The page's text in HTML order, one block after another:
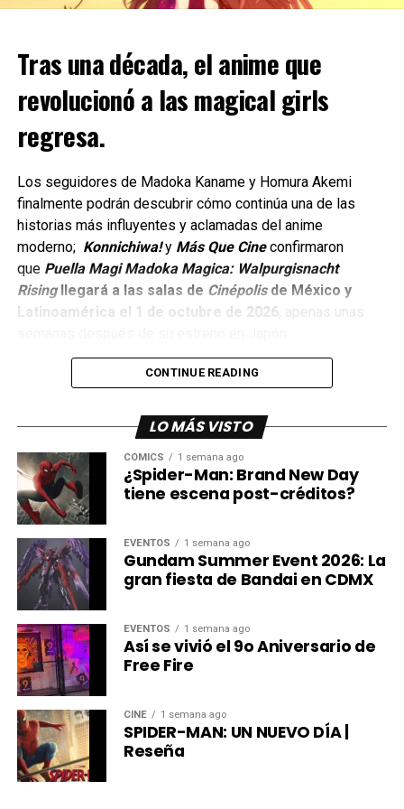
comments
Special.
Friends y Aqua Teen Hunger Force en una sátira
ambientada a bordo de un crucero.
Dando continuidad a más de dos décadas de historia de
Robot Chicken, el segundo especial estará dedicado a los
Y celebrará el 35.º aniversario del canal que dio origen a
algunas de las animaciones más queridas por varias
generaciones.
Actualmente, el episodio se encuentra en producción.
Chicken
Creados por Seth Green y Matthew Senreich, y producidos
por Stoopid Buddy Studios, los nuevos especiales de
Robot Chicken fueron anunciados durante el Festival
Internacional de Cine de Animación de Annecy.
Mientras llega su estreno, las once temporadas de la
serie ya están disponibles en HBO Max.
Tras una década, el anime que
revolucionó a las magical girls
regresa.
Los seguidores de Madoka Kaname y Homura Akemi
finalmente podrán descubrir cómo continúa una de las
historias más influyentes y aclamadas del anime
moderno; Konnichiwa!y Más Que Cineconfirmaron
que Puella Magi Madoka Magica: Walpurgisnacht
Rising llegará a las salas de Cinépolisde México y
Latinoamérica el 1 de octubre de 2026 , apenas unas
CONTINUE READING
LO MÁS VISTO
CÓMICS 1 semana ago
¿Spider-Man: Brand New Day
tiene escena post-créditos?
EVENTOS 1 semana ago
Gundam Summer Event 2026: La
gran fiesta de Bandai en CDMX
EVENTOS 1 semana ago
Así se vivió el 9o Aniversario de
Free Fire
CINE 1 semana ago
SPIDER-MAN: UN NUEVO DÍA |
Reseña